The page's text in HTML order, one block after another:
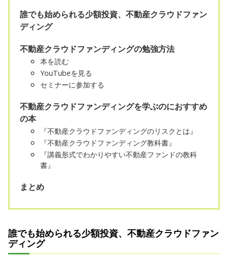
誰でも始められる少額投資、不動産クラウドファン
ディング
不動産クラウドファンディングの勉強方法
本を読む
YouTubeを見る
セミナーに参加する
不動産クラウドファンディングを学ぶのにおすすめ
の本
『不動産クラウドファンディングのリスクとは』
『不動産クラウドファンディング教科書』
『講義形式でわかりやすい不動産ファンドの教科
書』
まとめ
誰でも始められる少額投資、不動産クラウドファン
ディング